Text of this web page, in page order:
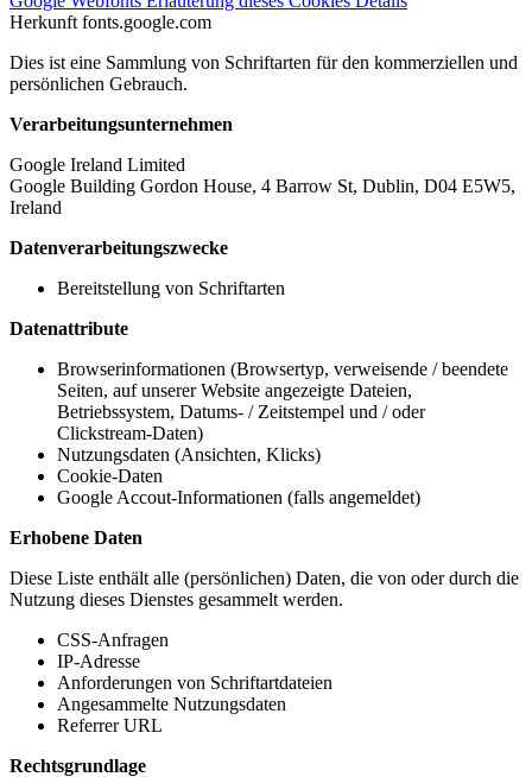
Herkunft fonts.google.com
Dies ist eine Sammlung von Schriftarten für den kommerziellen und
persönlichen Gebrauch.
Verarbeitungsunternehmen
Google Ireland Limited
Google Building Gordon House, 4 Barrow St, Dublin, D04 E5W5,
Ireland
Datenverarbeitungszwecke
Bereitstellung von Schriftarten
Datenattribute
Browserinformationen (Browsertyp, verweisende / beendete
Seiten, auf unserer Website angezeigte Dateien,
Betriebssystem, Datums- / Zeitstempel und / oder
Clickstream-Daten)
Nutzungsdaten (Ansichten, Klicks)
Cookie-Daten
Google Accout-Informationen (falls angemeldet)
Erhobene Daten
Diese Liste enthält alle (persönlichen) Daten, die von oder durch die
Nutzung dieses Dienstes gesammelt werden.
CSS-Anfragen
IP-Adresse
Anforderungen von Schriftartdateien
Angesammelte Nutzungsdaten
Referrer URL
Rechtsgrundlage